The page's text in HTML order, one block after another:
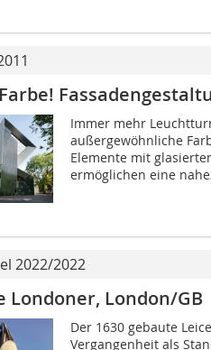
Immer mehr
außergewöhnliche
Elemente mit
ermöglichen eine
2022/2022
Londoner, London/GB
Der 1630 gebaute
Vergangenheit als